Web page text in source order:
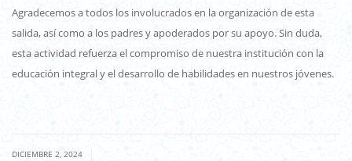
Agradecemos a todos los involucrados en la organización de esta
salida, así como a los padres y apoderados por su apoyo. Sin duda,
esta actividad refuerza el compromiso de nuestra institución con la
educación integral y el desarrollo de habilidades en nuestros jóvenes.
DICIEMBRE 2, 2024